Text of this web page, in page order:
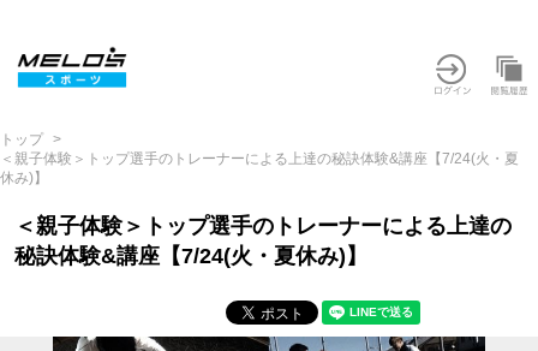
トップ
＜親子体験＞トップ選手のトレーナーによる上達の秘訣体験&講座【7/24(火・夏
休み)】
＜親子体験＞トップ選手のトレーナーによる上達の
秘訣体験&講座【7/24(火・夏休み)】